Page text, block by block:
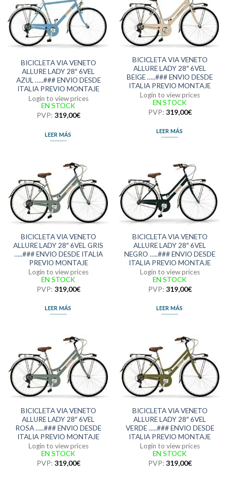
BICICLETA VIA VENETO
ALLURE LADY 28″ 6VEL
AZUL …..### ENVIO DESDE
ITALIA PREVIO MONTAJE
Login to view prices
EN STOCK
PVP: 319,00€
LEER MÁS
BICICLETA VIA VENETO
ALLURE LADY 28″ 6VEL
BEIGE …..### ENVIO DESDE
ITALIA PREVIO MONTAJE
Login to view prices
EN STOCK
PVP: 319,00€
LEER MÁS
BICICLETA VIA VENETO
ALLURE LADY 28″ 6VEL GRIS
…..### ENVIO DESDE ITALIA
PREVIO MONTAJE
Login to view prices
EN STOCK
PVP: 319,00€
LEER MÁS
BICICLETA VIA VENETO
ALLURE LADY 28″ 6VEL
NEGRO …..### ENVIO DESDE
ITALIA PREVIO MONTAJE
Login to view prices
EN STOCK
PVP: 319,00€
LEER MÁS
BICICLETA VIA VENETO
ALLURE LADY 28″ 6VEL
ROSA …..### ENVIO DESDE
ITALIA PREVIO MONTAJE
Login to view prices
EN STOCK
PVP: 319,00€
BICICLETA VIA VENETO
ALLURE LADY 28″ 6VEL
VERDE …..### ENVIO DESDE
ITALIA PREVIO MONTAJE
Login to view prices
EN STOCK
PVP: 319,00€